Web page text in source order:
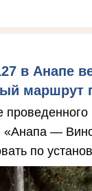
в Анапе
маршрут
проведенного
«Анапа —
по